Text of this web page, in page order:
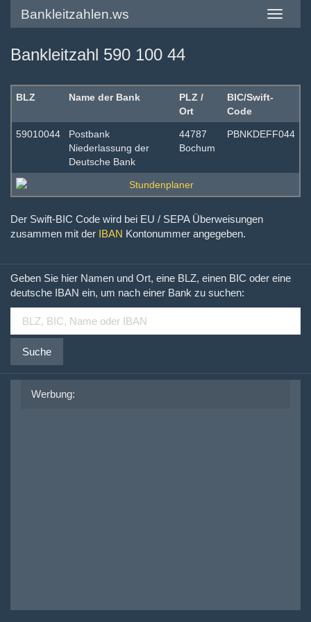
Toggle
Bankleitzahlen.ws
Bankleitzahl 590 100 44
BLZ Name der Bank
PLZ /
Ort
BIC/Swift-
Code
59010044
Postbank
Niederlassung der
Deutsche Bank
44787
Bochum
PBNKDEFF044
Der Swift-BIC Code wird bei EU / SEPA Überweisungen
zusammen mit der IBAN Kontonummer angegeben.
Geben Sie hier Namen und Ort, eine BLZ, einen BIC oder eine
deutsche IBAN ein, um nach einer Bank zu suchen:
Suche
Werbung: